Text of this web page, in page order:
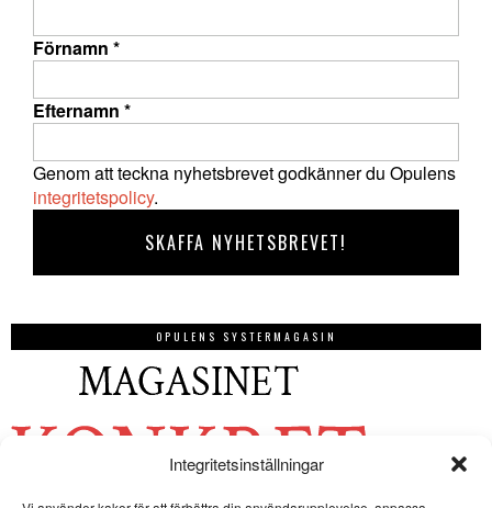
Integritetsinställningar
Förnamn *
Efternamn *
Genom att teckna nyhetsbrevet godkänner du Opulens
integritetspolicy.
OPULENS SYSTERMAGASIN